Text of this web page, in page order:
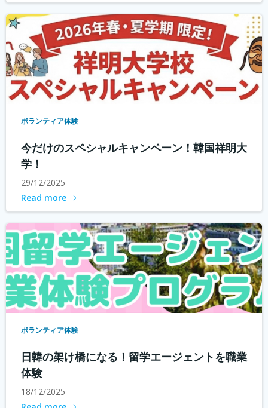
ボランティア体験
今だけのスペシャルキャンペーン！韓国祥明大
学！
29/12/2025
Read more
ボランティア体験
日韓の架け橋になる！留学エージェントを職業
体験
18/12/2025